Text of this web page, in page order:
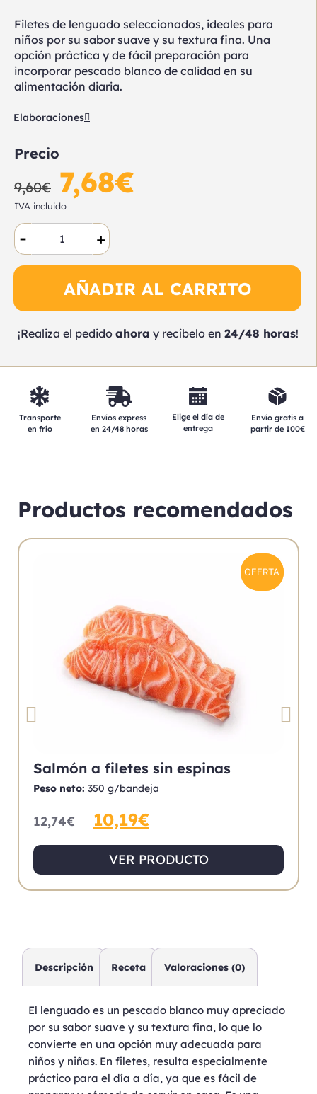
Filetes de lenguado seleccionados, ideales para
niños por su sabor suave y su textura fina. Una
opción práctica y de fácil preparación para
incorporar pescado blanco de calidad en su
alimentación diaria.
Elaboraciones
Precio
9,60€ 7,68€
IVA incluido
- +
AÑADIR AL CARRITO
¡Realiza el pedido ahora y recíbelo en 24/48 horas!
Transporte
en frío
Envíos express
en 24/48 horas
Elige el día de
entrega
Envío gratis a
partir de 100€
Productos recomendados
OFERTA
OFERTA
Salmón a filetes sin espinas
Peso neto: 350 g/bandeja
12,74€ 10,19€
VER PRODUCTO
Descripción Receta Valoraciones (0)
El lenguado es un pescado blanco muy apreciado
por su sabor suave y su textura fina, lo que lo
convierte en una opción muy adecuada para
niños y niñas. En filetes, resulta especialmente
práctico para el día a día, ya que es fácil de